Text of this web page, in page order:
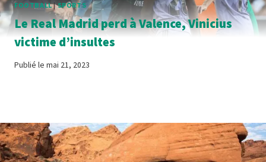
FOOTBALL|SPORTS
Le Real Madrid perd à Valence, Vinicius
victime d’insultes
Publié le mai 21, 2023